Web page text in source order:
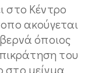
στο Κέντρο
ακούγεται
όποιος
του
στο μείγμα